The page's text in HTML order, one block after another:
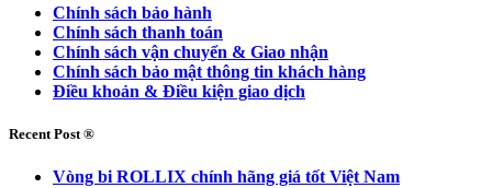
Chính sách bảo hành
Chính sách thanh toán
Chính sách vận chuyển & Giao nhận
Chính sách bảo mật thông tin khách hàng
Điều khoản & Điều kiện giao dịch
Recent Post ®
Vòng bi ROLLIX chính hãng giá tốt Việt Nam